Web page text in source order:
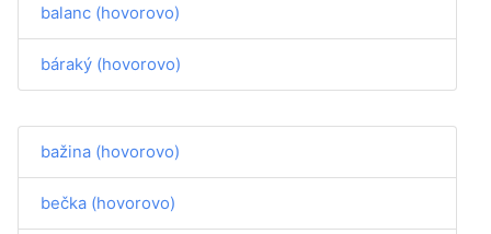
balanc (hovorovo)
báraký (hovorovo)
bažina (hovorovo)
bečka (hovorovo)